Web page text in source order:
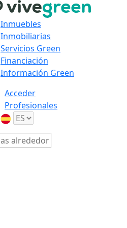
Inmuebles
Inmobiliarias
Servicios Green
Financiación
Información Green
Acceder
Profesionales